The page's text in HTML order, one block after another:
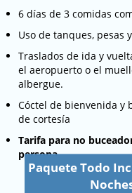
esperando preparados
próxima aventura. Agua
fresca estarán
cada serie de
cada inmersión,
uno de nuestros libros
de peces para discutir lo
completa sus libros de
Desde la experiencia
el buceo y todas las
6 días de 3 comidas
Uso de tanques, pesas
Traslados de ida y
el aeropuerto o el
albergue.
Cóctel de bienvenida y
de cortesía
Tarifa para no
persona
Paquete Todo